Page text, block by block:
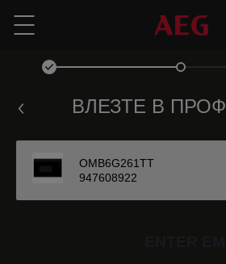
Menu
ВЛЕЗТЕ В
OMB6G261TT
947608922